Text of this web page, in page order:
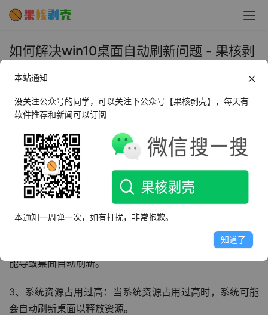
如何解决win10桌面自动刷新问题 - 果核剥
2024年3月8日 上午10:52 教程
我们需要了解桌面自动刷新的原因，桌面自动刷新可能是由
于以下几个原因导致的：
1、系统设置问题：Windows 10系统中，有一个“在桌面上
右键时显示刷新”的选项，如果这个选项被勾选，那么在桌
面上右键时，系统会自动刷新桌面。
2、显卡驱动问题：如果你的显卡驱动程序出现问题，也可
能导致桌面自动刷新。
3、系统资源占用过高：当系统资源占用过高时，系统可能
会自动刷新桌面以释放资源。
本站通知
没关注公众号的同学，可以关注下公众号【果核剥壳】，每天有
软件推荐和新闻可以订阅
本通知一周弹一次，如有打扰，非常抱歉。
知道了